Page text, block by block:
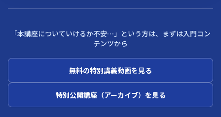
「本講座についていけるか不安…」という方は、まずは入門コン
テンツから
無料の特別講義動画を見る
特別公開講座（アーカイブ）を見る